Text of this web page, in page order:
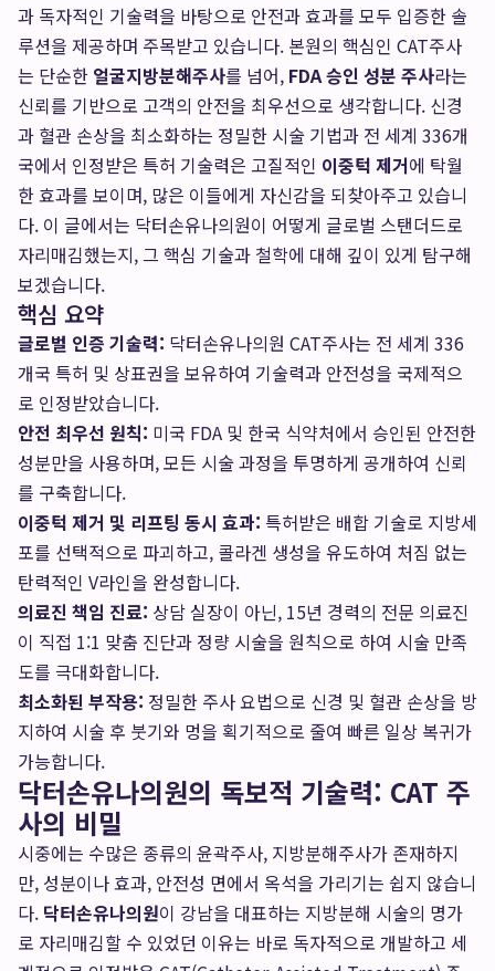
과 독자적인 기술력을 바탕으로 안전과 효과를 모두 입증한 솔
루션을 제공하며 주목받고 있습니다. 본원의 핵심인 CAT주사
는 단순한 얼굴지방분해주사를 넘어, FDA 승인 성분 주사라는
신뢰를 기반으로 고객의 안전을 최우선으로 생각합니다. 신경
과 혈관 손상을 최소화하는 정밀한 시술 기법과 전 세계 336개
국에서 인정받은 특허 기술력은 고질적인 이중턱 제거에 탁월
한 효과를 보이며, 많은 이들에게 자신감을 되찾아주고 있습니
다. 이 글에서는 닥터손유나의원이 어떻게 글로벌 스탠더드로
자리매김했는지, 그 핵심 기술과 철학에 대해 깊이 있게 탐구해
보겠습니다.
핵심 요약
글로벌 인증 기술력: 닥터손유나의원 CAT주사는 전 세계 336
개국 특허 및 상표권을 보유하여 기술력과 안전성을 국제적으
로 인정받았습니다.
안전 최우선 원칙: 미국 FDA 및 한국 식약처에서 승인된 안전한
성분만을 사용하며, 모든 시술 과정을 투명하게 공개하여 신뢰
를 구축합니다.
이중턱 제거 및 리프팅 동시 효과: 특허받은 배합 기술로 지방세
포를 선택적으로 파괴하고, 콜라겐 생성을 유도하여 처짐 없는
탄력적인 V라인을 완성합니다.
의료진 책임 진료: 상담 실장이 아닌, 15년 경력의 전문 의료진
이 직접 1:1 맞춤 진단과 정량 시술을 원칙으로 하여 시술 만족
도를 극대화합니다.
최소화된 부작용: 정밀한 주사 요법으로 신경 및 혈관 손상을 방
지하여 시술 후 붓기와 멍을 획기적으로 줄여 빠른 일상 복귀가
가능합니다.
닥터손유나의원의 독보적 기술력: CAT 주
사의 비밀
시중에는 수많은 종류의 윤곽주사, 지방분해주사가 존재하지
만, 성분이나 효과, 안전성 면에서 옥석을 가리기는 쉽지 않습니
다. 닥터손유나의원이 강남을 대표하는 지방분해 시술의 명가
로 자리매김할 수 있었던 이유는 바로 독자적으로 개발하고 세